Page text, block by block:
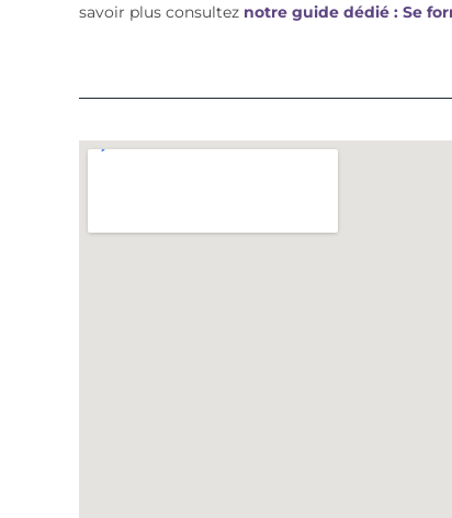
savoir plus consulteznotre guide dédié : Se